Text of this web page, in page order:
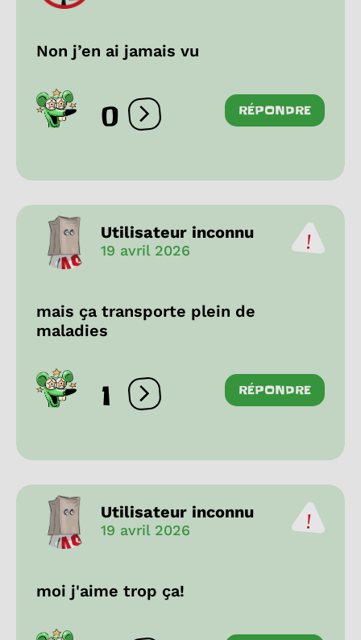
Non j’en ai jamais vu
0 Ouvrir les réactions
RÉPONDRE
Utilisateur inconnu
19 avril 2026
mais ça transporte plein de
maladies
1 Ouvrir les réactions
RÉPONDRE
Utilisateur inconnu
19 avril 2026
moi j'aime trop ça!